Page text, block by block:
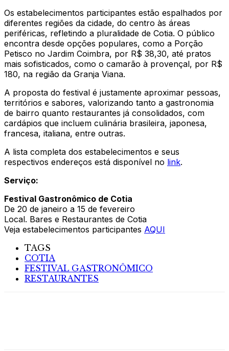
Os estabelecimentos participantes estão espalhados por
diferentes regiões da cidade, do centro às áreas
periféricas, refletindo a pluralidade de Cotia. O público
encontra desde opções populares, como a Porção
Petisco no Jardim Coimbra, por R$ 38,30, até pratos
mais sofisticados, como o camarão à provençal, por R$
180, na região da Granja Viana.
A proposta do festival é justamente aproximar pessoas,
territórios e sabores, valorizando tanto a gastronomia
de bairro quanto restaurantes já consolidados, com
cardápios que incluem culinária brasileira, japonesa,
francesa, italiana, entre outras.
A lista completa dos estabelecimentos e seus
respectivos endereços está disponível no link.
Serviço:
Festival Gastronômico de Cotia
De 20 de janeiro a 15 de fevereiro
Local. Bares e Restaurantes de Cotia
Veja estabelecimentos participantes AQUI
TAGS
COTIA
FESTIVAL GASTRONÔMICO
RESTAURANTES